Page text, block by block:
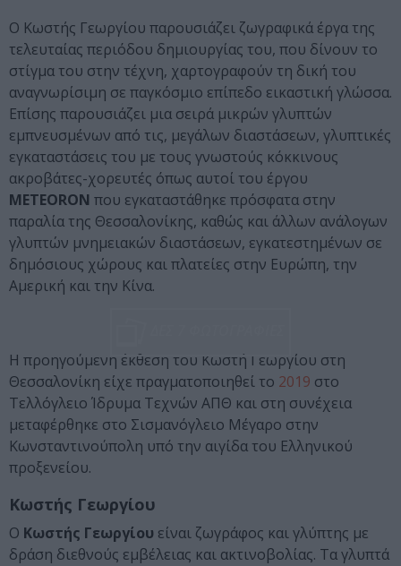
Ο Κωστής Γεωργίου παρουσιάζει ζωγραφικά έργα της
τελευταίας περιόδου δημιουργίας του, που δίνουν το
στίγμα του στην τέχνη, χαρτογραφούν τη δική του
αναγνωρίσιμη σε παγκόσμιο επίπεδο εικαστική γλώσσα.
Επίσης παρουσιάζει μια σειρά μικρών γλυπτών
εμπνευσμένων από τις, μεγάλων διαστάσεων, γλυπτικές
εγκαταστάσεις του με τους γνωστούς κόκκινους
ακροβάτες-χορευτές όπως αυτοί του έργου
METEORON που εγκαταστάθηκε πρόσφατα στην
παραλία της Θεσσαλονίκης, καθώς και άλλων ανάλογων
γλυπτών μνημειακών διαστάσεων, εγκατεστημένων σε
δημόσιους χώρους και πλατείες στην Ευρώπη, την
Αμερική και την Κίνα.
Η προηγούμενη έκθεση του Κωστή Γεωργίου στη
Θεσσαλονίκη είχε πραγματοποιηθεί το 2019 στο
Τελλόγλειο Ίδρυμα Τεχνών ΑΠΘ και στη συνέχεια
μεταφέρθηκε στο Σισμανόγλειο Μέγαρο στην
Κωνσταντινούπολη υπό την αιγίδα του Ελληνικού
προξενείου.
Κωστής Γεωργίου
Ο Κωστής Γεωργίου είναι ζωγράφος και γλύπτης με
δράση διεθνούς εμβέλειας και ακτινοβολίας. Τα γλυπτά